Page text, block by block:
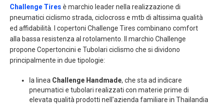
Challenge Tires è marchio leader nella realizzazione di
pneumatici ciclismo strada, ciclocross e mtb di altissima qualità
ed affidabilità. I copertoni Challenge Tires combinano comfort
alla bassa resistenza al rotolamento. Il marchio Challenge
propone Copertoncini e Tubolari ciclismo che si dividono
principalmente in due tipologie:
la linea Challenge Handmade, che sta ad indicare
pneumatici e tubolari realizzati con materie prime di
elevata qualità prodotti nell'azienda familiare in Thailandia